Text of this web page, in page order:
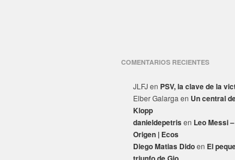
COMENTARIOS RECIENTES
JLFJ en PSV, la clave de la
Elber Galarga en Un central
Klopp
danieldepetrisen Leo Messi –
Origen | Ecos
Diego Matias Didoen El